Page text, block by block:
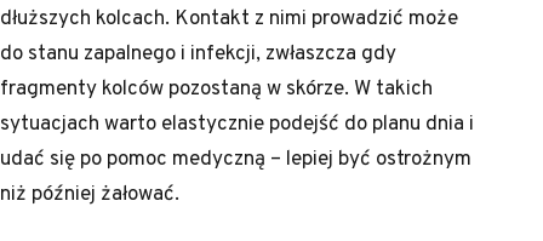
dłuższych kolcach. Kontakt z nimi prowadzić może
do stanu zapalnego i infekcji, zwłaszcza gdy
fragmenty kolców pozostaną w skórze. W takich
sytuacjach warto elastycznie podejść do planu dnia i
udać się po pomoc medyczną – lepiej być ostrożnym
niż później żałować.